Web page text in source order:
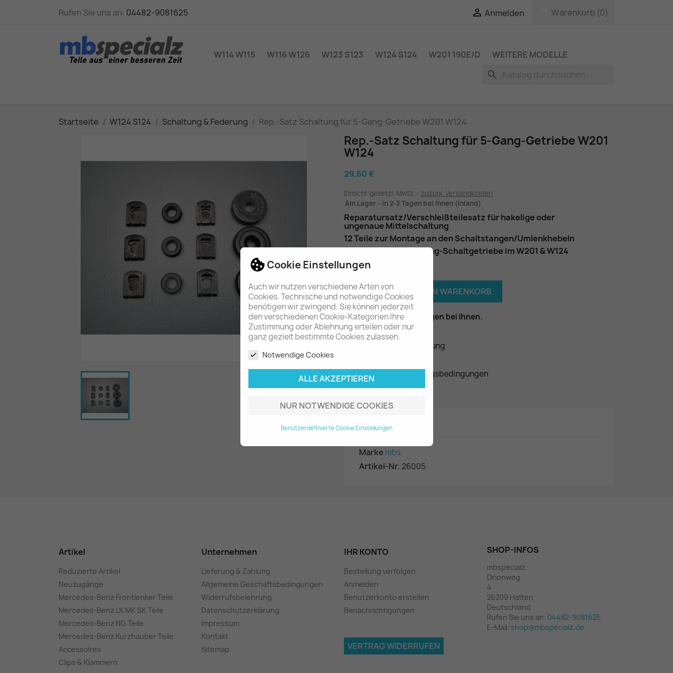
Cookie Einstellungen
Auch wir nutzen verschiedene Arten von
Cookies. Technische und notwendige Cookies
benötigen wir zwingend. Sie können jederzeit
den verschiedenen Cookie-Kategorien Ihre
Zustimmung oder Ablehnung erteilen oder nur
ganz gezielt bestimmte Cookies zulassen.
Notwendige Cookies
ALLE AKZEPTIEREN
NUR NOTWENDIGE COOKIES
Benutzerdefinierte Cookie Einstellungen
Rufen Sie uns an: 04482-9081625  Anmelden Warenkorb (0)
W114 W115 W116 W126 W123 S123 W124 S124 W201 190E/D WEITERE MODELLE
search
Startseite W124 S124 Schaltung & Federung Rep.-Satz Schaltung für 5-Gang-Getriebe W201 W124
Rep.-Satz Schaltung für 5-Gang-Getriebe W201
W124
29,60 €
Einschl. gesetzl. MwSt.
zuzügl. Versandkosten
Am Lager - In 2-3 Tagen bei Ihnen (Inland)
Reparatursatz/Verschleißteilesatz für hakelige oder
ungenaue Mittelschaltung
12 Teile zur Montage an den Schaltstangen/Umlenkhebeln
passend für das 5-Gang-Schaltgetriebe im W201 & W124
Menge
 IN DEN WARENKORB
Am Lager - In 2-3 Tagen bei Ihnen.
Datenschutzerklärung
Liefer- und Zahlungsbedingungen
Artikeldetails
Marke mbs
Artikel-Nr. 26005
Artikel
Reduzierte Artikel
Neuzugänge
Mercedes-Benz Frontlenker Teile
Mercedes-Benz LK MK SK Teile
Mercedes-Benz NG Teile
Mercedes-Benz Kurzhauber Teile
Accessoires
Clips & Klammern
Unternehmen
Lieferung & Zahlung
Allgemeine Geschäftsbedingungen
Widerrufsbelehrung
Datenschutzerklärung
Impressum
Kontakt
Sitemap
IHR KONTO
Bestellung verfolgen
Anmelden
Benutzerkonto erstellen
Benachrichtigungen
SHOP-INFOS
mbspecialz
Orionweg
4
26209 Hatten
Deutschland
Rufen Sie uns an: 04482-9081625
E-Mail: shop@mbspecialz.de
VERTRAG WIDERRUFEN